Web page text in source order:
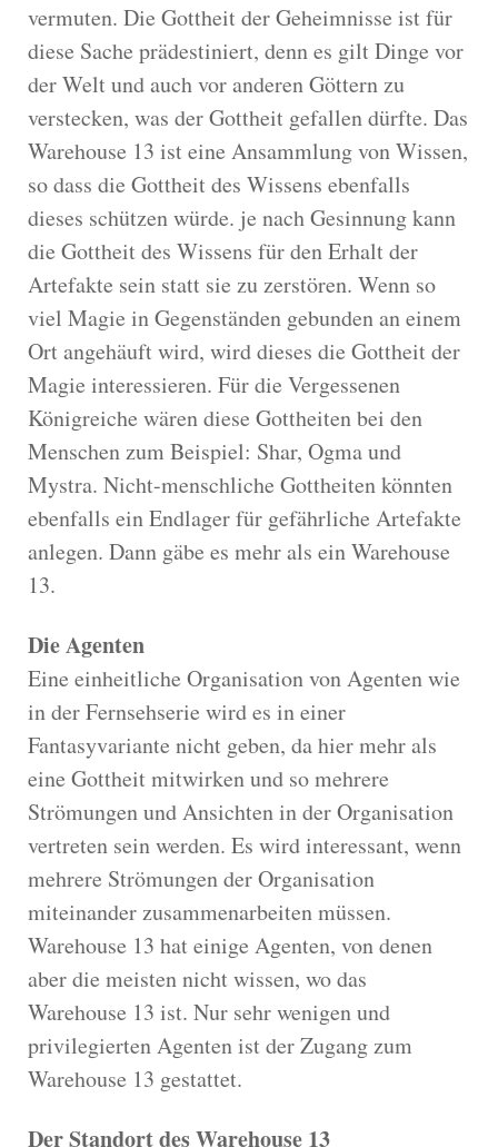
vermuten. Die Gottheit der Geheimnisse ist für
diese Sache prädestiniert, denn es gilt Dinge vor
der Welt und auch vor anderen Göttern zu
verstecken, was der Gottheit gefallen dürfte. Das
Warehouse 13 ist eine Ansammlung von Wissen,
so dass die Gottheit des Wissens ebenfalls
dieses schützen würde. je nach Gesinnung kann
die Gottheit des Wissens für den Erhalt der
Artefakte sein statt sie zu zerstören. Wenn so
viel Magie in Gegenständen gebunden an einem
Ort angehäuft wird, wird dieses die Gottheit der
Magie interessieren. Für die Vergessenen
Königreiche wären diese Gottheiten bei den
Menschen zum Beispiel: Shar, Ogma und
Mystra. Nicht-menschliche Gottheiten könnten
ebenfalls ein Endlager für gefährliche Artefakte
anlegen. Dann gäbe es mehr als ein Warehouse
13.
Die Agenten
Eine einheitliche Organisation von Agenten wie
in der Fernsehserie wird es in einer
Fantasyvariante nicht geben, da hier mehr als
eine Gottheit mitwirken und so mehrere
Strömungen und Ansichten in der Organisation
vertreten sein werden. Es wird interessant, wenn
mehrere Strömungen der Organisation
miteinander zusammenarbeiten müssen.
Warehouse 13 hat einige Agenten, von denen
aber die meisten nicht wissen, wo das
Warehouse 13 ist. Nur sehr wenigen und
privilegierten Agenten ist der Zugang zum
Warehouse 13 gestattet.
Der Standort des Warehouse 13